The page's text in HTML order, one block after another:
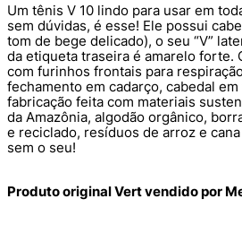
Um tênis V 10 lindo para usar em
sem dúvidas, é esse! Ele possui
tom de bege delicado), o seu “V”
da etiqueta traseira é amarelo forte.
com furinhos frontais para
fechamento em cadarço, cabedal
fabricação feita com materiais
da Amazônia, algodão orgânico,
e reciclado, resíduos de arroz e
sem o seu!
Produto original Vert vendido por